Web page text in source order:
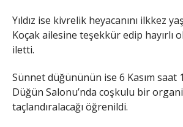
Yıldız ise kivrelik heyacanını ilkkez
Koçak ailesine teşekkür edip hayırlı
iletti.
Sünnet düğününün ise 6 Kasım saat
Düğün Salonu’nda coşkulu bir
taçlandıralacağı öğrenildi.